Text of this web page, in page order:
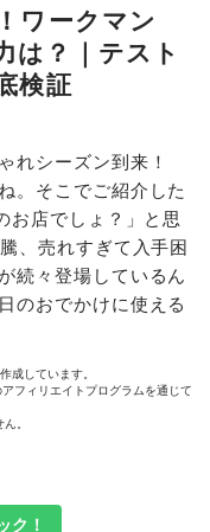
ワークマン
は？｜テスト
検証
れシーズン到来！
。そこでご紹介した
お店でしょ？」と思
、売れすぎて入手困
続々登場しているん
のおでかけに使える
成しています。
フィリエイトプログラムを通じて
。
ク！